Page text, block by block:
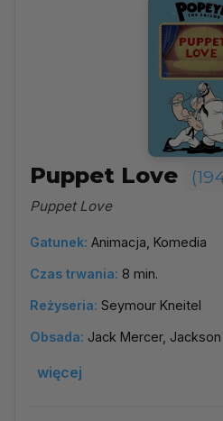
Puppet Love
Puppet Love
Gatunek: Animacja, Komedia
Czas trwania: 8 min.
Reżyseria: Seymour Kneitel
Obsada: Jack Mercer,
więcej